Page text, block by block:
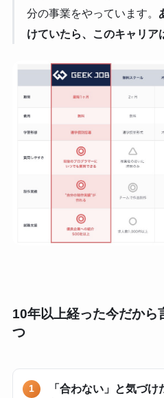
分の事業をやっています。
けていたら、このキャリア
10年以上経った今だか
つ
「合わない」と気づ